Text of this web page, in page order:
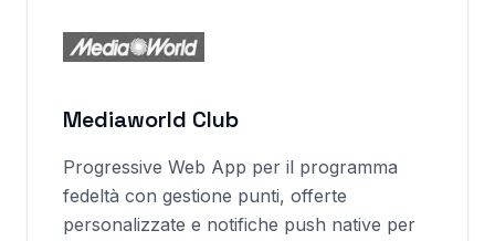
Mediaworld Club
Progressive Web App per il programma
fedeltà con gestione punti, offerte
personalizzate e notifiche push native per